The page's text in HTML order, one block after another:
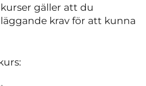
gäller att du
krav för att kunna